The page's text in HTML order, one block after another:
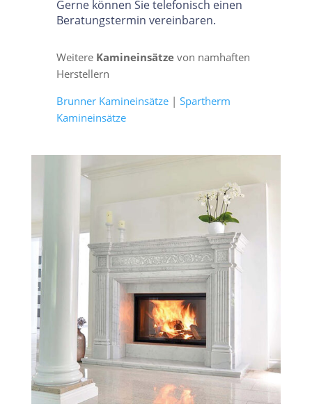
Gerne können Sie telefonisch einen
Beratungstermin vereinbaren.
Weitere Kamineinsätzevon namhaften
Herstellern
Brunner Kamineinsätze| Spartherm
Kamineinsätze